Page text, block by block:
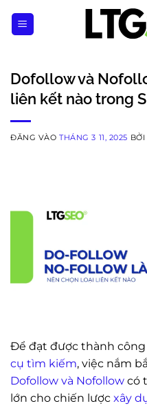
qua
Dofollow và
liên kết nào trong
ĐĂNG VÀOTHÁNG 3 11, 2025 BỞI
Để đạt được thành
cụ tìm kiếm, việc nắm
Dofollow và Nofollow có
lớn cho chiến lược xây